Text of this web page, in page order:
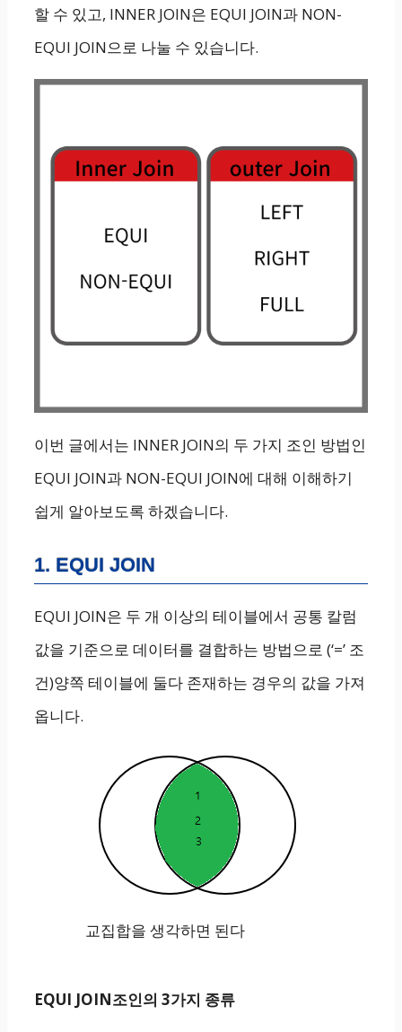
할 수 있고, INNER JOIN은 EQUI JOIN과 NON-
EQUI JOIN으로 나눌 수 있습니다.
이번 글에서는 INNER JOIN의 두 가지 조인 방법인
EQUI JOIN과 NON-EQUI JOIN에 대해 이해하기
쉽게 알아보도록 하겠습니다.
1. EQUI JOIN
EQUI JOIN은 두 개 이상의 테이블에서 공통 칼럼
값을 기준으로 데이터를 결합하는 방법으로 (‘=’ 조
건)양쪽 테이블에 둘다 존재하는 경우의 값을 가져
옵니다.
교집합을 생각하면 된다
EQUI JOIN조인의 3가지 종류